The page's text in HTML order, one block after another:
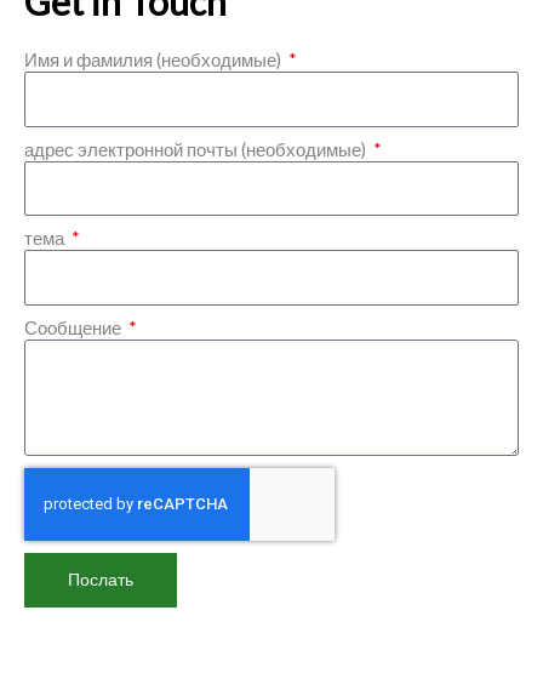
Имя и фамилия (необходимые)
адрес электронной почты (необходимые)
тема
Сообщение
Послать